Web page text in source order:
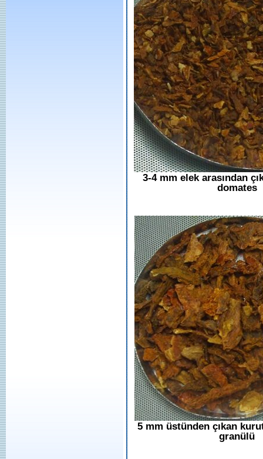
3-4 mm elek arasından
domates
5 mm üstünden çıkan
granülü